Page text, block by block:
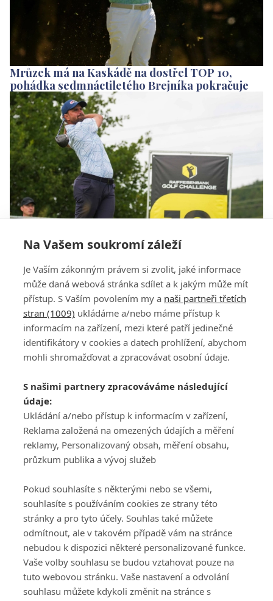
Na Vašem soukromí záleží
Je Vaším zákonným právem si zvolit, jaké informace
může daná webová stránka sdílet a k jakým může mít
přístup. S Vaším povolením my a naši partneři třetích
stran (1009) ukládáme a/nebo máme přístup k
informacím na zařízení, mezi které patří jedinečné
identifikátory v cookies a datech prohlížení, abychom
mohli shromažďovat a zpracovávat osobní údaje.
S našimi partnery zpracováváme následující
údaje:
Ukládání a/nebo přístup k informacím v zařízení,
Reklama založená na omezených údajích a měření
reklamy, Personalizovaný obsah, měření obsahu,
průzkum publika a vývoj služeb
Pokud souhlasíte s některými nebo se všemi,
souhlasíte s používáním cookies ze strany této
stránky a pro tyto účely. Souhlas také můžete
odmítnout, ale v takovém případě vám na stránce
nebudou k dispozici některé personalizované funkce.
Vaše volby souhlasu se budou vztahovat pouze na
tuto webovou stránku. Vaše nastavení a odvolání
souhlasu můžete kdykoli změnit na stránce s
Mrůzek má na Kaskádě na dostřel TOP 10,
pohádka sedmnáctiletého Brejníka pokračuje
O kolik si zahraje Mrůzek na Kaskádě? Amatéři
Jelínek a Brejník mají "smůlu"
Všeobecné obchodní
podmínky služby
GolfExtra.cz Premium
Podmínky zpracování
osobních údajů při
GolfExtra
Ceník GolfExtra.cz
Premium
Doporučené odkazy
ATV CZ, s.r.o.
140 00 Praha 4
Editor Obchod